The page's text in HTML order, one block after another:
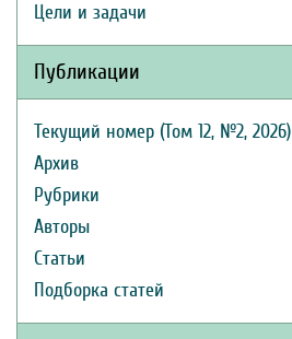
Цели и задачи
Публикации
Текущий номер (Том 12, №2, 2026)
Архив
Рубрики
Авторы
Статьи
Подборка статей